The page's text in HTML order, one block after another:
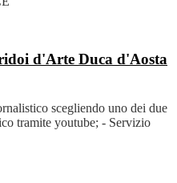
d'Arte Duca d'Aosta
scegliendo uno dei due
tramite youtube; - Servizio